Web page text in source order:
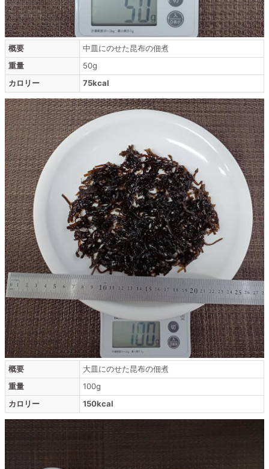
概要
中皿にのせた昆布の佃煮
重量
50g
カロリー
75kcal
概要
大皿にのせた昆布の佃煮
重量
100g
カロリー
150kcal